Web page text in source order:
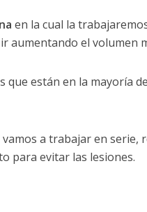
en la cual la
aumentando el volumen
están en la mayoría
a trabajar en serie,
para evitar las lesiones.